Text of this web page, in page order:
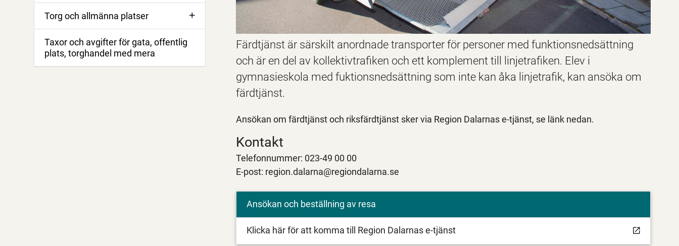
Torg och allmänna platser
Taxor och avgifter för gata, offentlig
plats, torghandel med mera
Färdtjänst är särskilt anordnade transporter för personer med funktionsnedsättning
och är en del av kollektivtrafiken och ett komplement till linjetrafiken. Elev i
gymnasieskola med fuktionsnedsättning som inte kan åka linjetrafik, kan ansöka om
färdtjänst.
Ansökan om färdtjänst och riksfärdtjänst sker via Region Dalarnas e-tjänst, se länk nedan.
Kontakt
Telefonnummer: 023-49 00 00
E-post: region.dalarna@regiondalarna.se
Ansökan och beställning av resa
Klicka här för att komma till Region Dalarnas e-tjänst